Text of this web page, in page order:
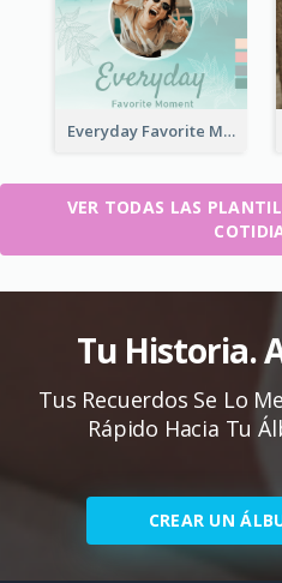
Everyday Favorite Moment Photo Book
VER TODAS LAS
Tu Historia.
Tus Recuerdos Se Lo
Rápido Hacia Tu
CREAR UN